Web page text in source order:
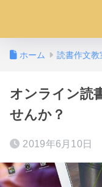
ホーム 読書作文教
オンライン読
せんか？
2019年6月10日